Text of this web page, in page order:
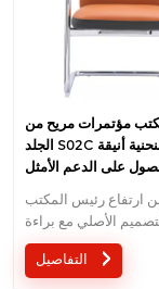
مؤتمرات مريح من
الجلد S02C مع قاعدة منحنية أنيقة
ارتفاع رئيس المكتب
الأصلي مع براءة
الصين ؛ آلية السيطرة
براءات الاختراع